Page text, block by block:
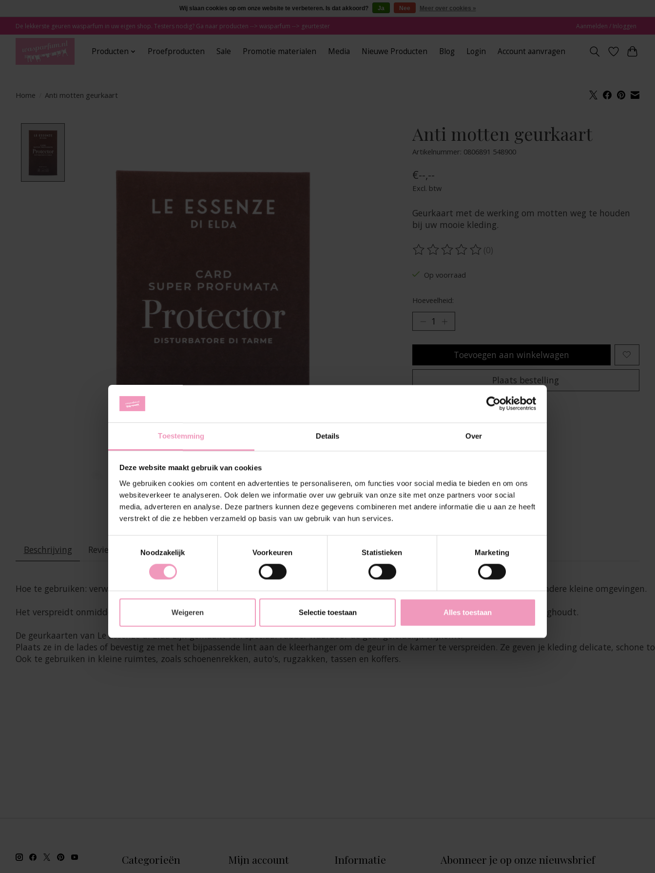
Toestemming Details Over
Deze website maakt gebruik van cookies
We gebruiken cookies om content en advertenties te personaliseren, om functies voor social media te bieden en om ons
websiteverkeer te analyseren. Ook delen we informatie over uw gebruik van onze site met onze partners voor social
media, adverteren en analyse. Deze partners kunnen deze gegevens combineren met andere informatie die u aan ze heeft
verstrekt of die ze hebben verzameld op basis van uw gebruik van hun services.
Noodzakelijk
Voorkeuren Statistieken Marketing
Weigeren Selectie toestaan Alles toestaan
De lekkerste geuren wasparfum in uw eigen shop. Testers nodig? Ga naar producten --> wasparfum --> geurtester Aanmelden / Inloggen
Producten Proefproducten Sale Promotie materialen Media Nieuwe Producten Blog Login Account aanvragen
Home Anti motten geurkaart
Anti motten geurkaart
Artikelnummer: 0806891 548900
€--,--
Excl. btw
Geurkaart met de werking om motten weg te houden
bij uw mooie kleding.
De beoordeling van dit product is
(0)
Op voorraad
Hoeveelheid:
Toevoegen aan winkelwagen
Plaats bestelling
Toevoegen om te vergelijken
Beschrijving Reviews (0)
Hoe te gebruiken: verwijder de kaart uit de beschermende tas en plaats deze in laden, kasten, schoenenrekken, tassen, koffers of andere kleine omgevingen.
Het verspreidt onmiddellijk een omhullende geur, die langdurig een aangenaam gevoel van frisheid en reinheid geeft en motten weghoudt.
De geurkaarten van Le Essenze di Elda zijn gemaakt van speciaal rubber waardoor de geur geleidelijk vrijkomt.
Plaats ze in de lades of bevestig ze met het bijpassende lint aan de kleerhanger om de geur in de kamer te verspreiden. Ze geven je kleding delicate,
Ook te gebruiken in kleine ruimtes, zoals schoenenrekken, auto's, rugzakken, tassen en koffers.
Categorieën Mijn account Informatie Abonneer je op onze nieuwsbrief
Wij slaan cookies op om onze website te verbeteren. Is dat akkoord? Ja Nee Meer over cookies »